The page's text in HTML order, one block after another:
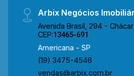
Arbix Negócios
Avenida Brasil, 294 -
CEP:13465-691
Americana - SP
(19) 3475-4546
vendas@arbix.com.br